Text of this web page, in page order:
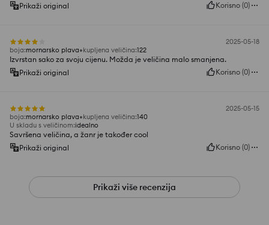
Prikaži original
Korisno (0)
2025-05-18
boja:mornarsko plava kupljena veličina:122
Izvrstan sako za svoju cijenu. Možda je veličina malo smanjena.
Prikaži original
Korisno (0)
2025-05-15
boja:mornarsko plava kupljena veličina:140
U skladu s veličinom:idealno
Savršena veličina, a žanr je također cool
Prikaži original
Korisno (0)
Prikaži više recenzija